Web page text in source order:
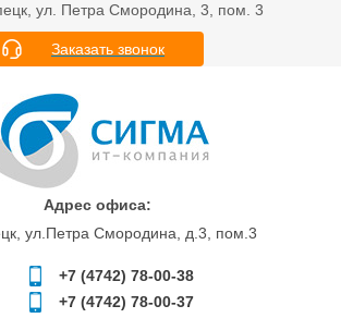
ул. Петра Смородина, 3, пом. 3
Заказать звонок
Адрес офиса:
ул.Петра Смородина, д.3, пом.3
+7 (4742) 78-00-38
+7 (4742) 78-00-37